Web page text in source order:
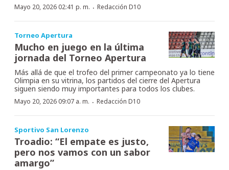
Mayo 20, 2026 02:41 p. m. · Redacción D10
Torneo Apertura
Mucho en juego en la última
jornada del Torneo Apertura
Más allá de que el trofeo del primer campeonato ya lo tiene
Olimpia en su vitrina, los partidos del cierre del Apertura
siguen siendo muy importantes para todos los clubes.
Mayo 20, 2026 09:07 a. m. · Redacción D10
Sportivo San Lorenzo
Troadio: “El empate es justo,
pero nos vamos con un sabor
amargo”